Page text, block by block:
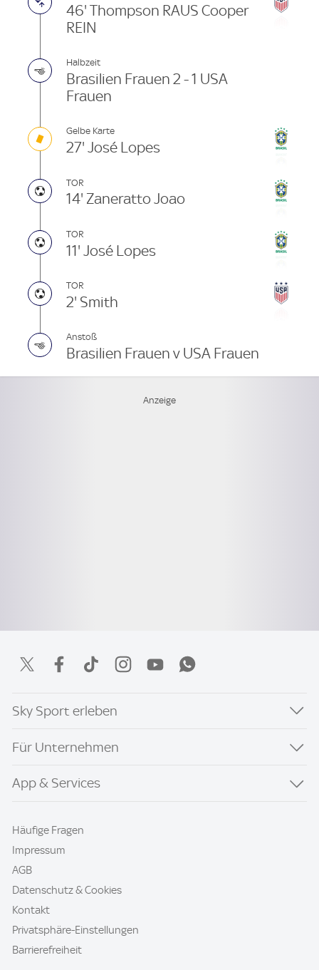
46' Thompson RAUS Cooper
REIN
Halbzeit
Brasilien Frauen 2 - 1 USA
Frauen
Gelbe Karte
27' José Lopes
TOR
14' Zaneratto Joao
TOR
11' José Lopes
TOR
2' Smith
Anstoß
Brasilien Frauen v USA Frauen
Sky Sport erleben
Für Unternehmen
App & Services
Häufige Fragen
Impressum
AGB
Datenschutz & Cookies
Kontakt
Privatsphäre-Einstellungen
Barrierefreiheit